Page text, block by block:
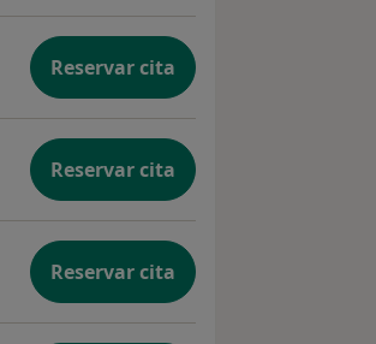
Reservar cita
Reservar cita
Reservar cita